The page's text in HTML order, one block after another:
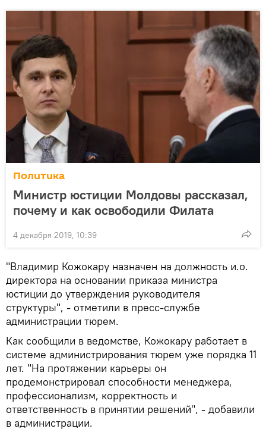
Политика
Министр юстиции Молдовы рассказал,
почему и как освободили Филата
4 декабря 2019, 10:39
"Владимир Кожокару назначен на должность и.о.
директора на основании приказа министра
юстиции до утверждения руководителя
структуры", - отметили в пресс-службе
администрации тюрем.
Как сообщили в ведомстве, Кожокару работает в
системе администрирования тюрем уже порядка 11
лет. "На протяжении карьеры он
продемонстрировал способности менеджера,
профессионализм, корректность и
ответственность в принятии решений", - добавили
в администрации.